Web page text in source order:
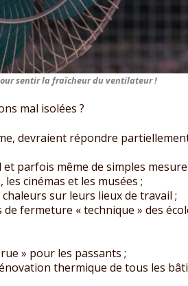
sentir la fraîcheur du ventilateur !
mal isolées ?
devraient répondre
parfois même de simples
cinémas et les musées ;
sur leurs lieux de travail ;
fermeture « technique » des
» pour les passants ;
thermique de tous les